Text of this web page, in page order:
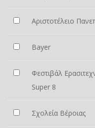
Αριστοτέλειο
Bayer
Φεστιβάλ
Super 8
Σχολεία Βέροιας